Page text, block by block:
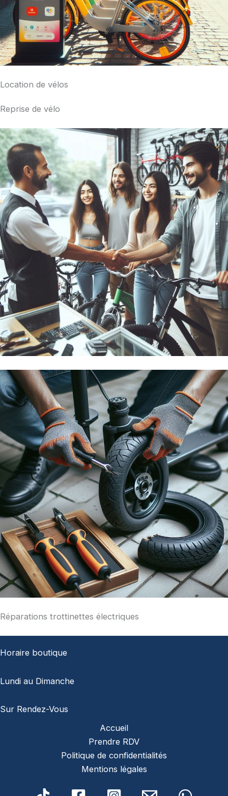
Location de vélos
Reprise de vélo
Réparations trottinettes électriques
Horaire boutique
Lundi au Dimanche
Sur Rendez-Vous
Accueil
Prendre RDV
Politique de confidentialités
Mentions légales